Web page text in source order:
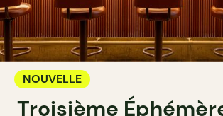
NOUVELLE
Troisième